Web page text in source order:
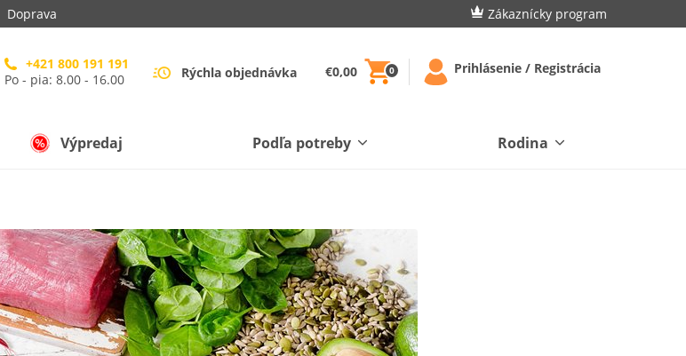
Doprava Zákaznícky program
+421 800 191 191
Po - pia: 8.00 - 16.00
Rýchla objednávka €0,00 0 Prihlásenie / Registrácia
Výpredaj Podľa potreby Rodina